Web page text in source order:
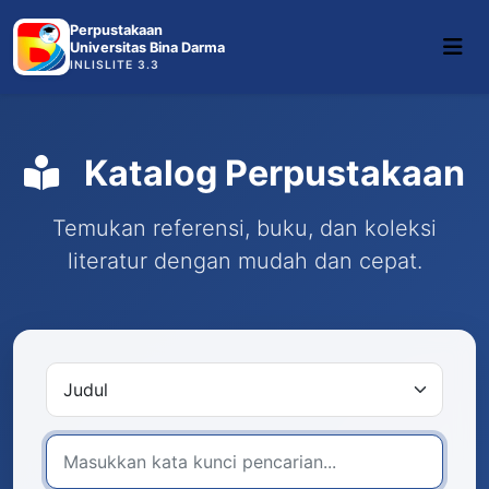
Perpustakaan
Universitas Bina Darma
INLISLITE 3.3
Katalog Perpustakaan
Temukan referensi, buku, dan koleksi
literatur dengan mudah dan cepat.